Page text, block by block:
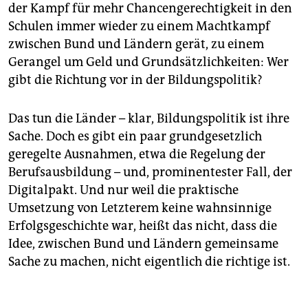
der Kampf für mehr Chancengerechtigkeit in den
Schulen immer wieder zu einem Machtkampf
zwischen Bund und Ländern gerät, zu einem
Gerangel um Geld und Grundsätzlichkeiten: Wer
gibt die Richtung vor in der Bildungspolitik?
Das tun die Länder – klar, Bildungspolitik ist ihre
Sache. Doch es gibt ein paar grundgesetzlich
geregelte Ausnahmen, etwa die Regelung der
Berufsausbildung – und, prominentester Fall, der
Digitalpakt. Und nur weil die praktische
Umsetzung von Letzterem keine wahnsinnige
Erfolgsgeschichte war, heißt das nicht, dass die
Idee, zwischen Bund und Ländern gemeinsame
Sache zu machen, nicht eigentlich die richtige ist.